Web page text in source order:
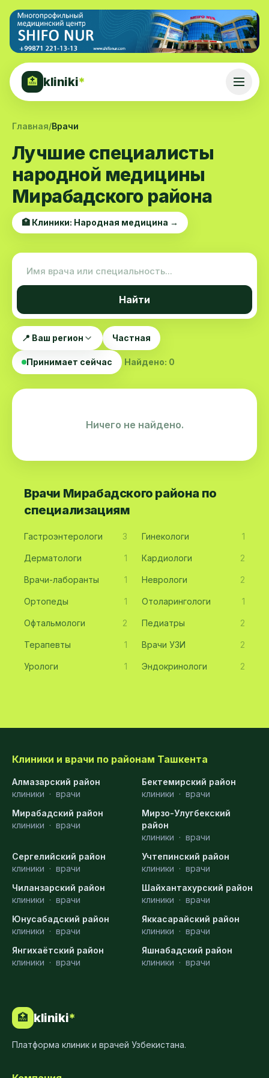
🏥 kliniki*
Главная/Врачи
Лучшие специалисты
народной медицины
Мирабадского района
🏥 Клиники: Народная медицина →
Найти
📍 Ваш регион Частная
Принимает сейчас Найдено: 0
Ничего не найдено.
Врачи Мирабадского района по
специализациям
Гастроэнтерологи 3 Гинекологи 1
Дерматологи 1 Кардиологи 2
Врачи-лаборанты 1 Неврологи 2
Ортопеды 1 Отоларингологи 1
Офтальмологи 2 Педиатры 2
Терапевты 1 Врачи УЗИ 2
Урологи 1 Эндокринологи 2
Клиники и врачи по районам Ташкента
Алмазарский район
клиники · врачи
Бектемирский район
клиники · врачи
Мирабадский район
клиники · врачи
Мирзо-Улугбекский
район
клиники · врачи
Сергелийский район
клиники · врачи
Учтепинский район
клиники · врачи
Чиланзарский район
клиники · врачи
Шайхантахурский район
клиники · врачи
Юнусабадский район
клиники · врачи
Яккасарайский район
клиники · врачи
Янгихаётский район
клиники · врачи
Яшнабадский район
клиники · врачи
🏥 kliniki*
Платформа клиник и врачей Узбекистана.